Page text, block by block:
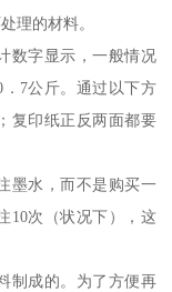
理的材料。
数字显示，一般情况
7公斤。通过以下方
复印纸正反两面都要
墨水，而不是购买一
10次（状况下），这
制成的。为了方便再